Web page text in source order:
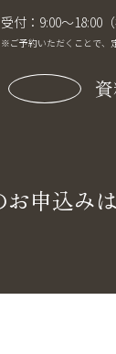
受付：9:00〜18:00
※ご予約いただくことで、
お申込み